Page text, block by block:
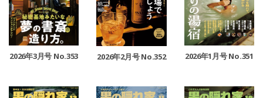
2026年3月号 No.353 2026年2月号 No.352 2026年1月号 No.351